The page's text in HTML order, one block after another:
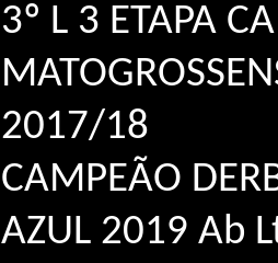
3º L 3 ETAPA
2017/18
CAMPEÃO
AZUL 2019 Ab